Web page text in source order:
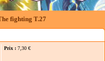
fighting T.27
Prix : 7,30 €